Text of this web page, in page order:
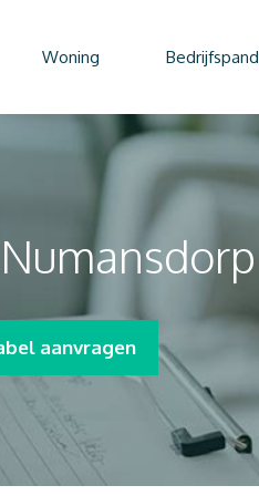
Woning Bedrijfspand
aanvragen